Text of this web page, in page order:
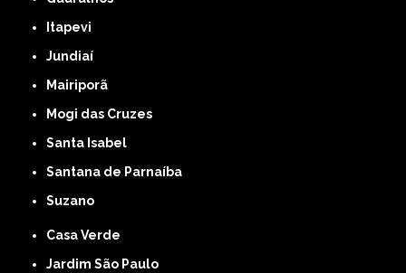
Itapevi
Jundiaí
Mairiporã
Mogi das Cruzes
Santa Isabel
Santana de Parnaíba
Suzano
Casa Verde
Jardim São Paulo